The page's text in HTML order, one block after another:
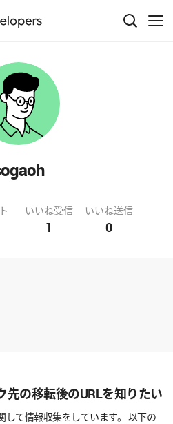
いいね受信
1
いいね送信
0
先の移転後のURLを知りたい
して情報収集をしています。 以下の